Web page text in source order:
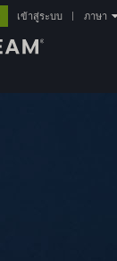
เข้าสู่ระบบ ภาษา